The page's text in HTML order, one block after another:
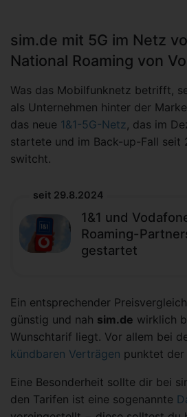
sim.de mit 5G im Netz
National Roaming von
Was das Mobilfunknetz betrifft,
als Unternehmen hinter der
das neue 1&1-5G-Netz, das im
startete und im Back-up-Fall seit
switcht.
seit 29.8.2024
1&1 und
Roaming-
gestartet
Ein entsprechender
günstig und nah sim.de wirklich
Wunschtarif liegt. Vor allem bei
kündbaren Verträgen punktet der
Eine Besonderheit sollte dir bei
den Tarifen ist eine sogenannte